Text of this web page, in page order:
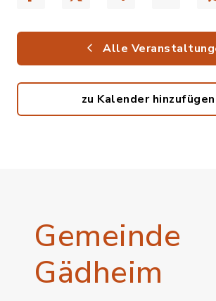
Alle
zu Kalender hinzufügen
Gemeinde
Gädheim